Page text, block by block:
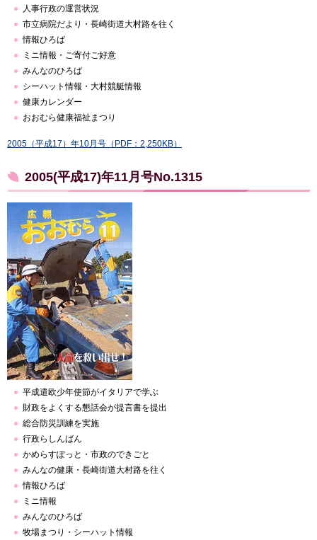
人事行政の運営状況
市立病院だより・長崎街道大村路を往く
情報ひろば
ミニ情報・ご寄付ご好意
みんなのひろば
シーハット情報・大村競艇情報
健康カレンダー
おおむら健康福祉まつり
2005（平成17）年10月号（PDF：2,250KB）
2005(平成17)年11月号No.1315
平成遣欧少年使節がイタリアで学ぶ
財政をよくする懇話会が提言書を提出
総合防災訓練を実施
行政らしんばん
かめらすぽっと・市政のできごと
みんなの健康・長崎街道大村路を往く
情報ひろば
ミニ情報
みんなのひろば
牧場まつり・シーハット情報